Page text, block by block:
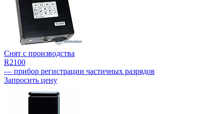
Снят с производства
R2100
— прибор регистрации частичных разрядов
Запросить цену